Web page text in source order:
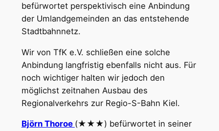
befürwortet perspektivisch eine Anbindung
der Umlandgemeinden an das entstehende
Stadtbahnnetz.
Wir von TfK e.V. schließen eine solche
Anbindung langfristig ebenfalls nicht aus. Für
noch wichtiger halten wir jedoch den
möglichst zeitnahen Ausbau des
Regionalverkehrs zur Regio-S-Bahn Kiel.
Björn Thoroe (★★★) befürwortet in seiner